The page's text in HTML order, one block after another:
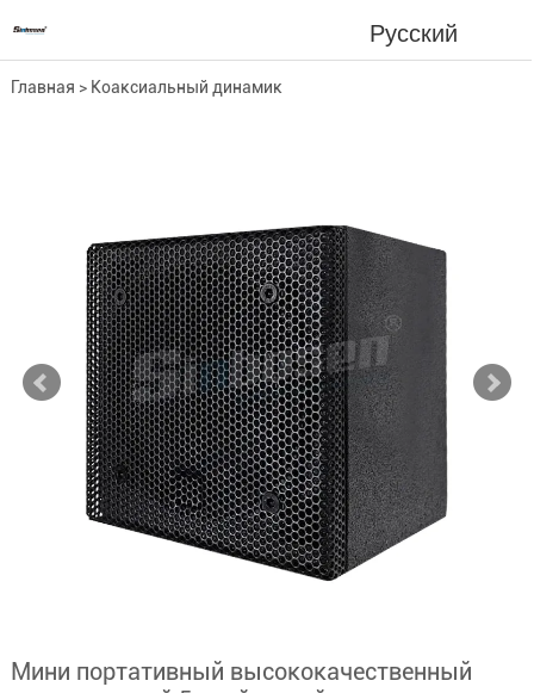
Русский
Главная > Коаксиальный динамик
Мини портативный высококачественный